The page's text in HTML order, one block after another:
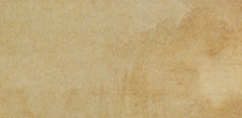
retuszu biżuterii Dane Treningowe AI